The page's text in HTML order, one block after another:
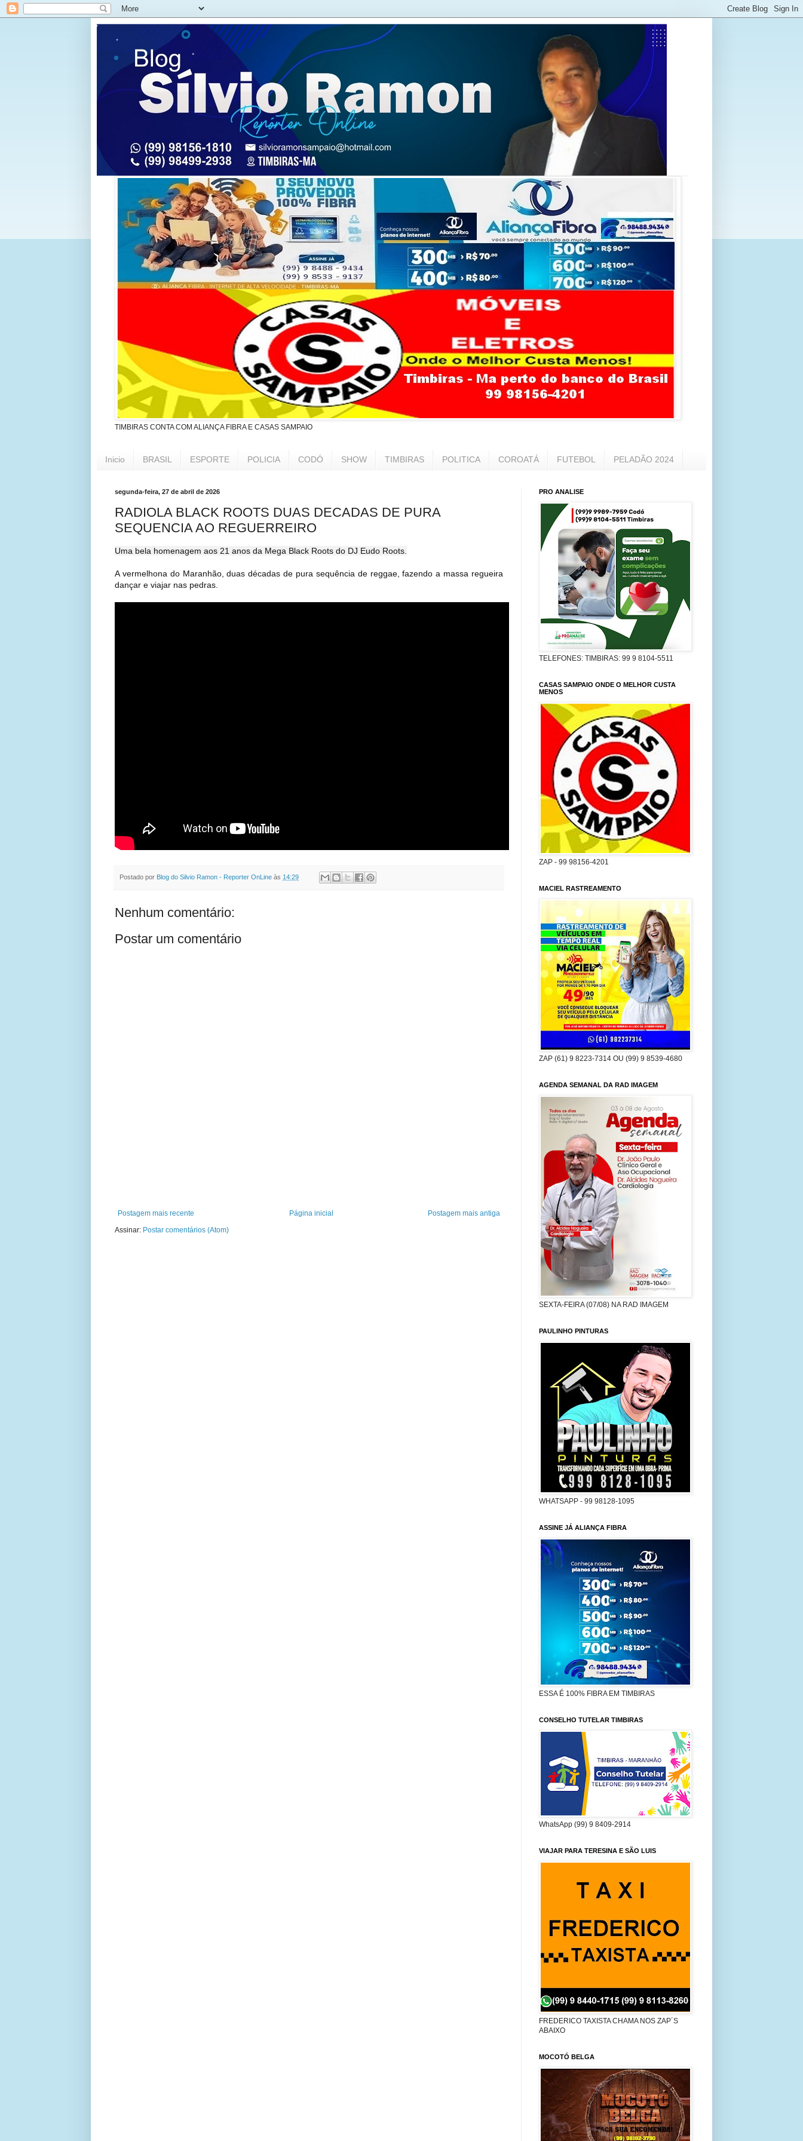
TIMBIRAS CONTA COM ALIANÇA FIBRA E CASAS SAMPAIO
Inicio BRASIL ESPORTE POLICIA CODÓ SHOW TIMBIRAS POLITICA COROATÁ FUTEBOL PELADÃO 2024
segunda-feira, 27 de abril de 2026
RADIOLA BLACK ROOTS DUAS DECADAS DE PURA
SEQUENCIA AO REGUERREIRO
Uma bela homenagem aos 21 anos da Mega Black Roots do DJ Eudo Roots.
A vermelhona do Maranhão, duas décadas de pura sequência de reggae, fazendo a massa regueira
dançar e viajar nas pedras.
Postado por Blog do Silvio Ramon - Reporter OnLine às 14:29
Nenhum comentário:
Postar um comentário
Postagem mais recente Postagem mais antiga
Página inicial
Assinar: Postar comentários (Atom)
PRO ANALISE
TELEFONES: TIMBIRAS: 99 9 8104-5511
CASAS SAMPAIO ONDE O MELHOR CUSTA
MENOS
ZAP - 99 98156-4201
MACIEL RASTREAMENTO
ZAP (61) 9 8223-7314 OU (99) 9 8539-4680
AGENDA SEMANAL DA RAD IMAGEM
SEXTA-FEIRA (07/08) NA RAD IMAGEM
PAULINHO PINTURAS
WHATSAPP - 99 98128-1095
ASSINE JÁ ALIANÇA FIBRA
ESSA É 100% FIBRA EM TIMBIRAS
CONSELHO TUTELAR TIMBIRAS
WhatsApp (99) 9 8409-2914
VIAJAR PARA TERESINA E SÃO LUIS
FREDERICO TAXISTA CHAMA NOS ZAP´S
ABAIXO
MOCOTÓ BELGA